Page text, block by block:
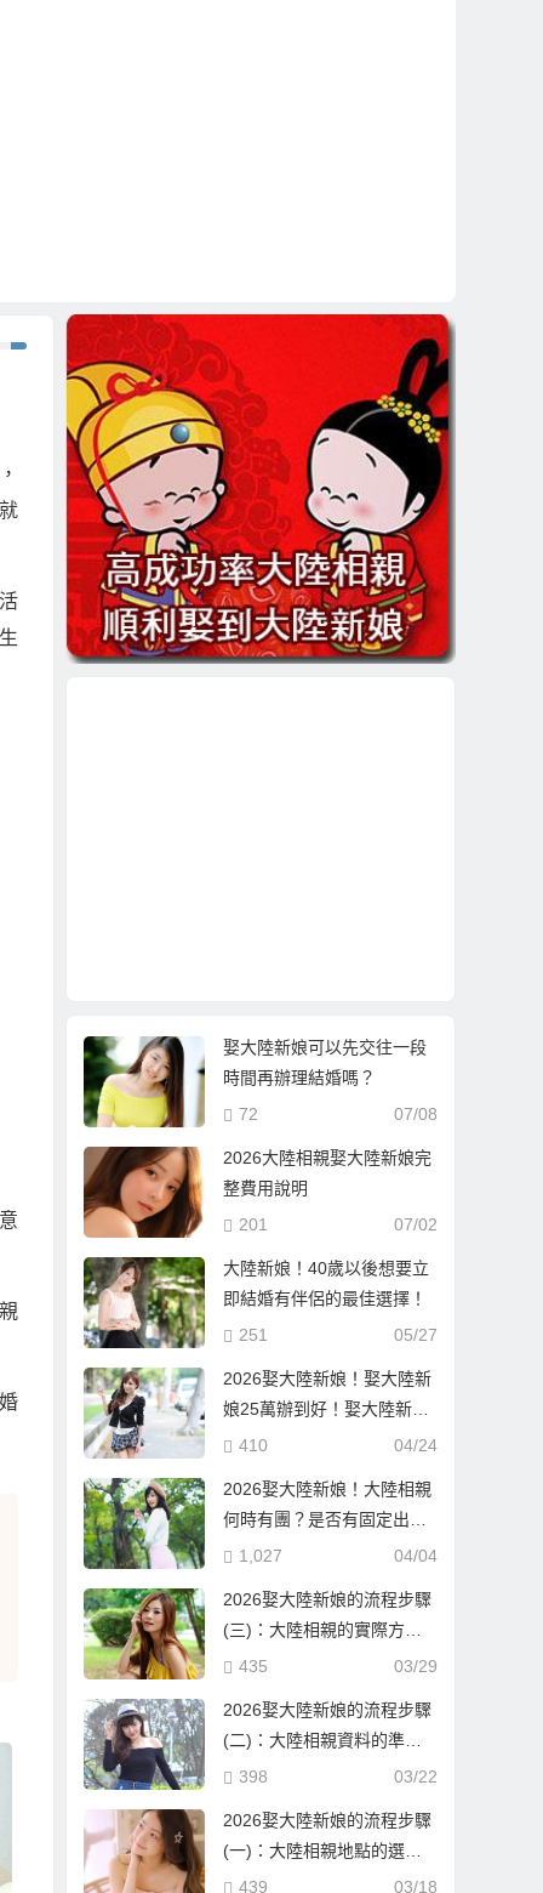
娶大陸新娘可以先交往一段
時間再辦理結婚嗎？
07/08
72
2026大陸相親娶大陸新娘完
整費用說明
07/02
201
大陸新娘！40歲以後想要立
即結婚有伴侶的最佳選擇！
05/27
251
2026娶大陸新娘！娶大陸新
娘25萬辦到好！娶大陸新娘
隨便也要60萬！到底差在哪
04/24
410
2026娶大陸新娘！大陸相親
何時有團？是否有固定出團
日期？
04/04
1,027
2026娶大陸新娘的流程步驟
(三)：大陸相親的實際方式
與流程！
03/29
435
2026娶大陸新娘的流程步驟
(二)：大陸相親資料的準備
與報名確認！
03/22
398
2026娶大陸新娘的流程步驟
(一)：大陸相親地點的選
擇！
03/18
439